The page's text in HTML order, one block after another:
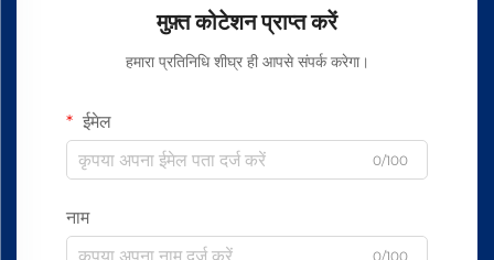
मुफ़्त कोटेशन प्राप्त करें
हमारा प्रतिनिधि शीघ्र ही आपसे संपर्क करेगा।
ईमेल
0/100
नाम
0/100